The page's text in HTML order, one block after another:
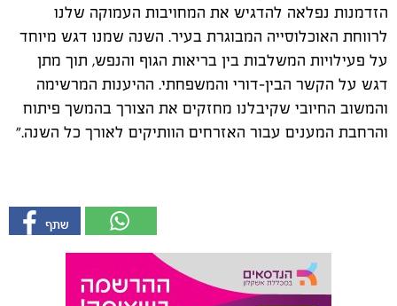
הזדמנות נפלאה להדגיש את המחויבות העמוקה שלנו
לרווחת האוכלוסייה המבוגרת בעיר. השנה שמנו דגש מיוחד
על פעילויות המשלבות בין בריאות הגוף והנפש, תוך מתן
דגש על הקשר הבין-דורי והמשפחתי. ההיענות המרשימה
והמשוב החיובי שקיבלנו מחזקים את הצורך בהמשך פיתוח
והרחבת המענים עבור האזרחים הוותיקים לאורך כל השנה."